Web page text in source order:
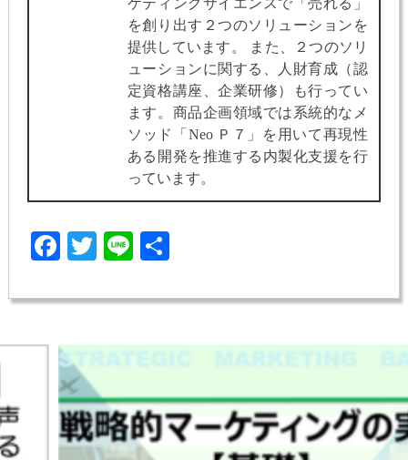
を創り出す２つのソリューションを
提供しています。 また、２つのソリ
ューションに関する、人財育成（認
定資格講座、企業研修）も行ってい
ます。商品企画領域では系統的なメ
ソッド「Neo Ｐ７」を用いて再現性
ある開発を推進する内製化支援を行
っています。
Facebook
Twitter
Line